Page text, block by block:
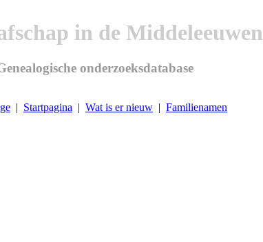
in de Middeleeuwen
onderzoeksdatabase
| Startpagina | Wat is er nieuw | Familienamen